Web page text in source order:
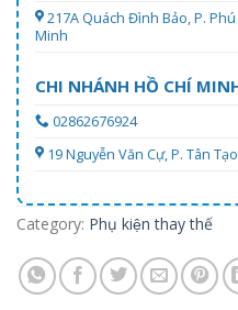
217A Quách Đình Bảo, P.
Minh
CHI NHÁNH HỒ CHÍ
02862676924
19 Nguyễn Văn Cự, P. Tân
Category: Phụ kiện thay thế